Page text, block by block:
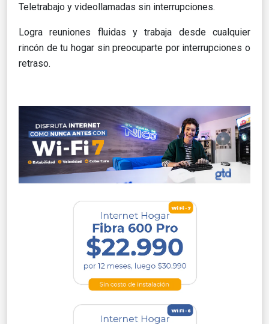
Teletrabajo y videollamadas sin interrupciones​.
Logra reuniones fluidas y trabaja desde cualquier
rincón de tu hogar sin preocuparte por interrupciones o
retraso.